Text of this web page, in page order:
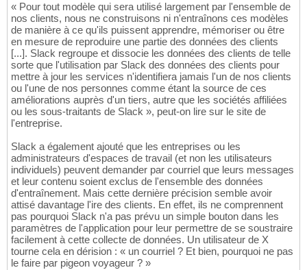
« Pour tout modèle qui sera utilisé largement par l'ensemble de
nos clients, nous ne construisons ni n'entraînons ces modèles
de manière à ce qu'ils puissent apprendre, mémoriser ou être
en mesure de reproduire une partie des données des clients
[...]. Slack regroupe et dissocie les données des clients de telle
sorte que l'utilisation par Slack des données des clients pour
mettre à jour les services n'identifiera jamais l'un de nos clients
ou l'une de nos personnes comme étant la source de ces
améliorations auprès d'un tiers, autre que les sociétés affiliées
ou les sous-traitants de Slack », peut-on lire sur le site de
l'entreprise.
Slack a également ajouté que les entreprises ou les
administrateurs d'espaces de travail (et non les utilisateurs
individuels) peuvent demander par courriel que leurs messages
et leur contenu soient exclus de l'ensemble des données
d'entraînement. Mais cette dernière précision semble avoir
attisé davantage l'ire des clients. En effet, ils ne comprennent
pas pourquoi Slack n'a pas prévu un simple bouton dans les
paramètres de l'application pour leur permettre de se soustraire
facilement à cette collecte de données. Un utilisateur de X
tourne cela en dérision : « un courriel ? Et bien, pourquoi ne pas
le faire par pigeon voyageur ? »